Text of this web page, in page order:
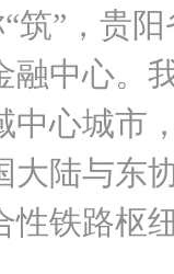
“筑”，贵
融中心。
中心城市
大陆与东
性铁路枢